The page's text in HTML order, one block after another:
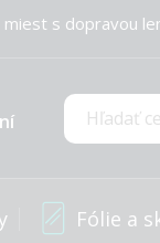
s dopravou
Hľadať
Fólie a